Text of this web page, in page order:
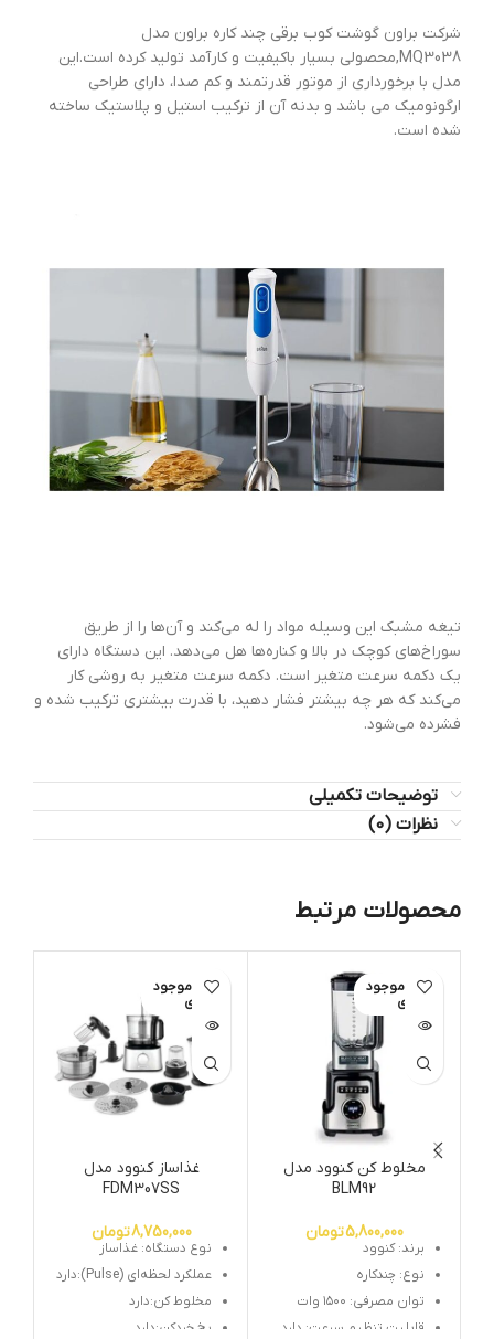
شرکت براون گوشت کوب برقی چند کاره براون مدل
MQ3038,محصولی بسیار باکیفیت و کارآمد تولید کرده است.این
مدل با برخورداری از موتور قدرتمند و کم صدا، دارای طراحی
ارگونومیک می باشد و بدنه آن از ترکیب استیل و پلاستیک ساخته
شده است.
تیغه مشبک این وسیله مواد را له می‌کند و آن‌ها را از طریق
سوراخ‌های کوچک در بالا و کناره‌ها هل می‌دهد. این دستگاه دارای
یک دکمه سرعت متغیر است. دکمه سرعت متغیر به روشی کار
می‌کند که هر چه بیشتر فشار دهید، با قدرت بیشتری ترکیب شده و
فشرده می‌شود.
توضیحات تکمیلی
نظرات (0)
محصولات مرتبط
اتمام موجود
ی
مخلوط کن کنوود مدل
BLM92
5,800,000تومان
برند: کنوود
نوع: چندکاره
توان مصرفی: ۱۵۰۰ وات
قابلیت تنظیم سرعت: دارد
اتمام موجود
ی
غذاساز کنوود مدل
FDM307SS
8,750,000تومان
نوع دستگاه: غذاساز
عملکرد لحظه‌ای (Pulse):دارد
مخلوط کن:دارد
یخ خردکن:دارد